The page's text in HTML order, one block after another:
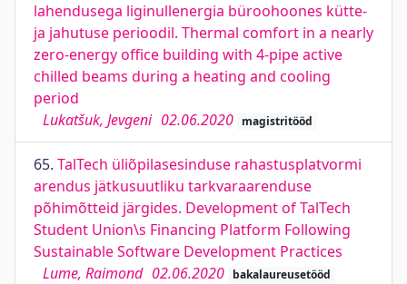
lahendusega liginullenergia büroohoones kütte-
ja jahutuse perioodil. Thermal comfort in a nearly
zero-energy office building with 4-pipe active
chilled beams during a heating and cooling
period
Lukatšuk, Jevgeni 02.06.2020 magistritööd
65. TalTech üliõpilasesinduse rahastusplatvormi
arendus jätkusuutliku tarkvaraarenduse
põhimõtteid järgides. Development of TalTech
Student Union\s Financing Platform Following
Sustainable Software Development Practices
Lume, Raimond 02.06.2020 bakalaureusetööd